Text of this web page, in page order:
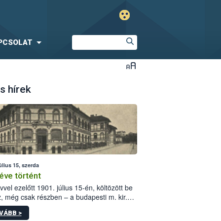
hírek
15, szerda
történt
ezelőtt 1901. július 15-én, költözött be
még csak részben – a budapesti m. kir.
állomás a Kis Rókus utca
alatti, Czigler Győző által tervezett új
>